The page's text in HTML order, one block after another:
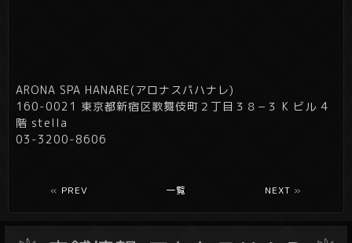
ARONA SPA HANARE(アロナスパハナレ)
160-0021 東京都新宿区歌舞伎町２丁目３８−３ K ビル 4
階 stella
03-3200-8606
« PREV 一覧 NEXT »